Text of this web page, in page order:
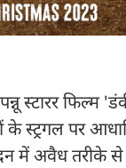
स्टारर फिल्म
के स्ट्रगल पर
में अवैध तरीके